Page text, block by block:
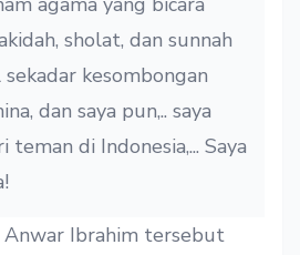
sholat, dan sunnah
kesombongan
dan saya pun,.. saya
di Indonesia,... Saya
Anwar Ibrahim tersebut